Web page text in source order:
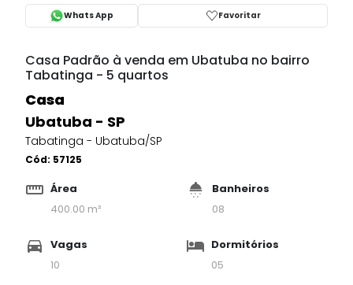
Casa Padrão à venda em Ubatuba no bairro
Tabatinga - 5 quartos
Casa
Ubatuba - SP
Tabatinga - Ubatuba/SP
Cód: 57125
Área
400.00 m²
Banheiros
08
Vagas
10
Dormitórios
05
Whats App Favoritar